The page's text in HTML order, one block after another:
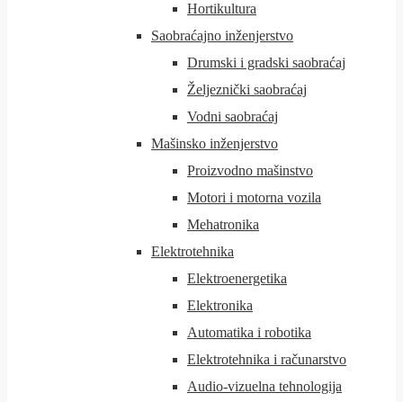
Hortikultura
Saobraćajno inženjerstvo
Drumski i gradski saobraćaj
Željeznički saobraćaj
Vodni saobraćaj
Mašinsko inženjerstvo
Proizvodno mašinstvo
Motori i motorna vozila
Mehatronika
Elektrotehnika
Elektroenergetika
Elektronika
Automatika i robotika
Elektrotehnika i računarstvo
Audio-vizuelna tehnologija